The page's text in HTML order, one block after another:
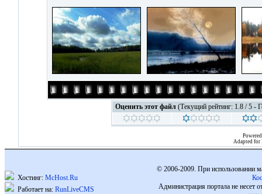
Оценить этот файл (Текущий рейтинг: 1.8 / 5 -
Adapted for
Хостинг: McHost.Ru
Работает на: RunLiveCMS
© 2006-2009. При использовании
Администрация портала не несет